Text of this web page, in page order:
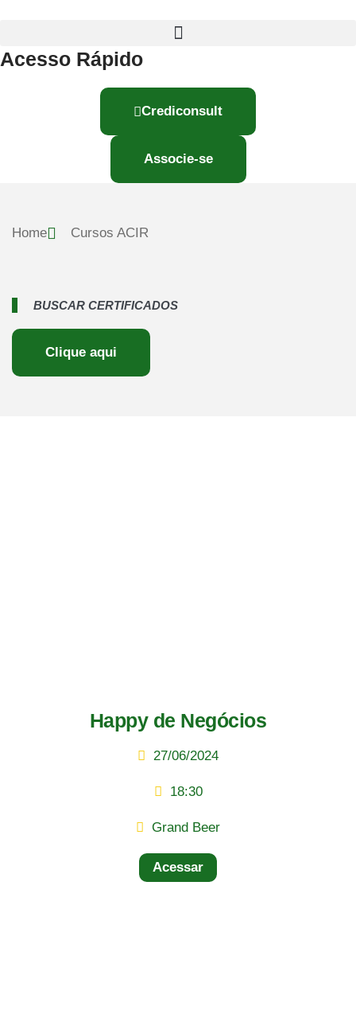
Acesso Rápido
Crediconsult
Associe-se
Home Cursos ACIR
BUSCAR CERTIFICADOS
Clique aqui
Happy de Negócios
27/06/2024
18:30
Grand Beer
Acessar